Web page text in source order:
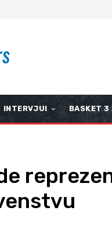
INTERVJUI BASKET 3